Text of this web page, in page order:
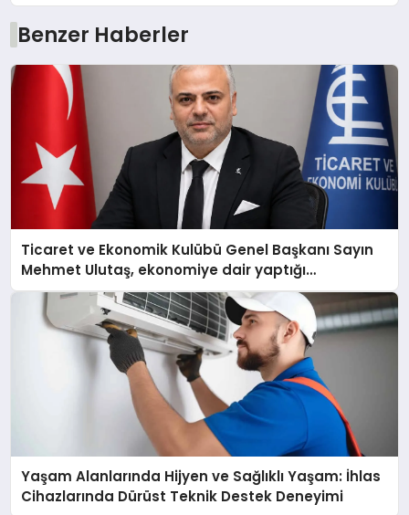
Benzer Haberler
Ticaret ve Ekonomik Kulübü Genel Başkanı Sayın
Mehmet Ulutaş, ekonomiye dair yaptığı
açıklamada şunları kaydetti:
Yaşam Alanlarında Hijyen ve Sağlıklı Yaşam: İhlas
Cihazlarında Dürüst Teknik Destek Deneyimi